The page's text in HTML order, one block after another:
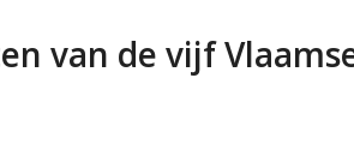
van de vijf